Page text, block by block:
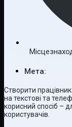
Мета:
Створити
на текстові та
корисний спосіб –
користувачів.